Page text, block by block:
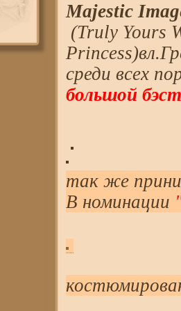
Majestic
(Truly Yours
среди всех
большой
так же
В номинации